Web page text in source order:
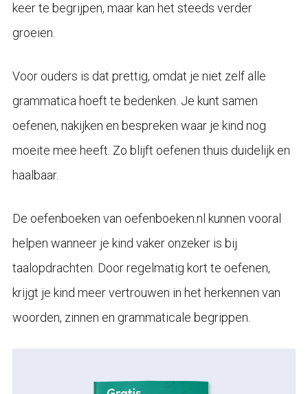
keer te begrijpen, maar kan het steeds verder
groeien.
Voor ouders is dat prettig, omdat je niet zelf alle
grammatica hoeft te bedenken. Je kunt samen
oefenen, nakijken en bespreken waar je kind nog
moeite mee heeft. Zo blijft oefenen thuis duidelijk en
haalbaar.
De oefenboeken van oefenboeken.nl kunnen vooral
helpen wanneer je kind vaker onzeker is bij
taalopdrachten. Door regelmatig kort te oefenen,
krijgt je kind meer vertrouwen in het herkennen van
woorden, zinnen en grammaticale begrippen.